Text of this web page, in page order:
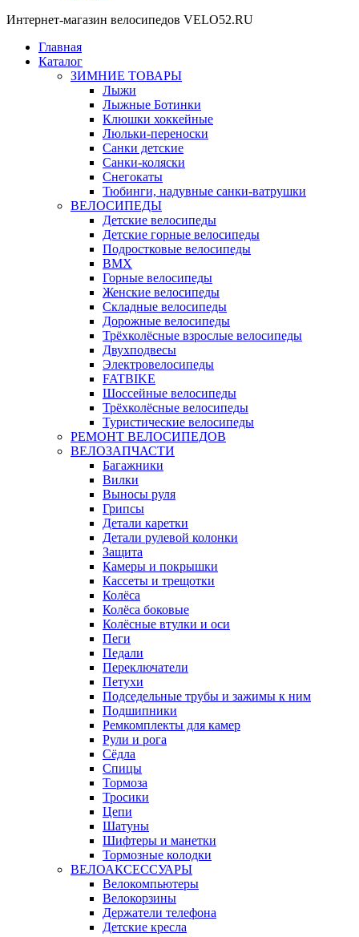
Интернет-магазин велосипедов VELO52.RU
Главная
Каталог
ЗИМНИЕ ТОВАРЫ
Лыжи
Лыжные Ботинки
Клюшки хоккейные
Люльки-переноски
Санки детские
Санки-коляски
Снегокаты
Тюбинги, надувные санки-ватрушки
ВЕЛОСИПЕДЫ
Детские велосипеды
Детские горные велосипеды
Подростковые велосипеды
BMX
Горные велосипеды
Женские велосипеды
Складные велосипеды
Дорожные велосипеды
Трёхколёсные взрослые велосипеды
Двухподвесы
Электровелосипеды
FATBIKE
Шоссейные велосипеды
Трёхколёсные велосипеды
Туристические велосипеды
РЕМОНТ ВЕЛОСИПЕДОВ
ВЕЛОЗАПЧАСТИ
Багажники
Вилки
Выносы руля
Грипсы
Детали каретки
Детали рулевой колонки
Защита
Камеры и покрышки
Кассеты и трещотки
Колёса
Колёса боковые
Колёсные втулки и оси
Пеги
Педали
Переключатели
Петухи
Подседельные трубы и зажимы к ним
Подшипники
Ремкомплекты для камер
Рули и рога
Сёдла
Спицы
Тормоза
Тросики
Цепи
Шатуны
Шифтеры и манетки
Тормозные колодки
ВЕЛОАКСЕССУАРЫ
Велокомпьютеры
Велокорзины
Держатели телефона
Детские кресла